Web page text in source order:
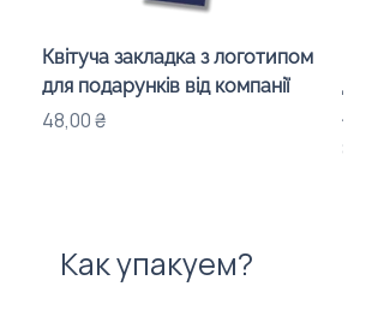
Квітуча закладка з логотипом
для подарунків від компанії
Цена
48,00 ₴
для
Цена
Как упакуем?